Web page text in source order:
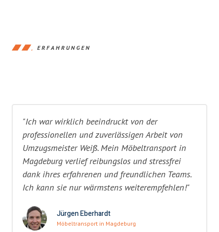
ERFAHRUNGEN
"Ich war wirklich beeindruckt von der
professionellen und zuverlässigen Arbeit von
Umzugsmeister Weiß. Mein Möbeltransport in
Magdeburg verlief reibungslos und stressfrei
dank ihres erfahrenen und freundlichen Teams.
Ich kann sie nur wärmstens weiterempfehlen!"
Jürgen Eberhardt
Möbeltransport in Magdeburg